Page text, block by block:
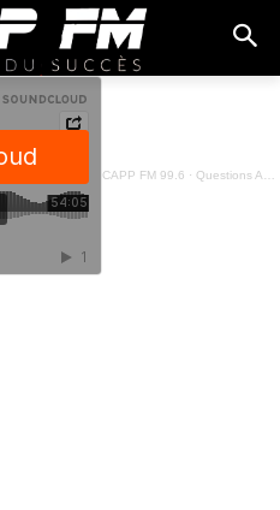
CAPP FM 99.6 · Questions Actuelles - Irené AGOSSA 2024 - 12 Janvier 2024